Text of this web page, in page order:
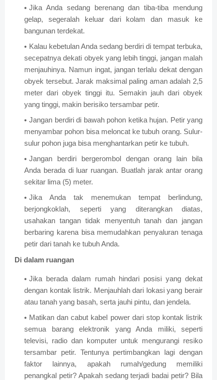
Jika Anda sedang berenang dan tiba-tiba mendung
gelap, segeralah keluar dari kolam dan masuk ke
bangunan terdekat.
Kalau kebetulan Anda sedang berdiri di tempat terbuka,
secepatnya dekati obyek yang lebih tinggi, jangan malah
menjauhinya. Namun ingat, jangan terlalu dekat dengan
obyek tersebut. Jarak maksimal paling aman adalah 2,5
meter dari obyek tinggi itu. Semakin jauh dari obyek
yang tinggi, makin berisiko tersambar petir.
Jangan berdiri di bawah pohon ketika hujan. Petir yang
menyambar pohon bisa meloncat ke tubuh orang. Sulur-
sulur pohon juga bisa menghantarkan petir ke tubuh.
Jangan berdiri bergerombol dengan orang lain bila
Anda berada di luar ruangan. Buatlah jarak antar orang
sekitar lima (5) meter.
Jika Anda tak menemukan tempat berlindung,
berjongkoklah, seperti yang diterangkan diatas,
usahakan tangan tidak menyentuh tanah dan jangan
berbaring karena bisa memudahkan penyaluran tenaga
petir dari tanah ke tubuh Anda.
Di dalam ruangan
Jika berada dalam rumah hindari posisi yang dekat
dengan kontak listrik. Menjauhlah dari lokasi yang berair
atau tanah yang basah, serta jauhi pintu, dan jendela.
Matikan dan cabut kabel power dari stop kontak listrik
semua barang elektronik yang Anda miliki, seperti
televisi, radio dan komputer untuk mengurangi resiko
tersambar petir. Tentunya pertimbangkan lagi dengan
faktor lainnya, apakah rumah/gedung memiliki
penangkal petir? Apakah sedang terjadi badai petir? Bila